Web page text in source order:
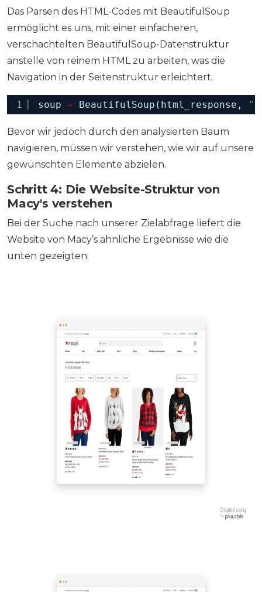
Das Parsen des HTML-Codes mit BeautifulSoup
ermöglicht es uns, mit einer einfacheren,
verschachtelten BeautifulSoup-Datenstruktur
anstelle von reinem HTML zu arbeiten, was die
Navigation in der Seitenstruktur erleichtert.
1 soup = BeautifulSoup(html_response,
Bevor wir jedoch durch den analysierten Baum
navigieren, müssen wir verstehen, wie wir auf unsere
gewünschten Elemente abzielen.
Schritt 4: Die Website-Struktur von
Macy's verstehen
Bei der Suche nach unserer Zielabfrage liefert die
Website von Macy’s ähnliche Ergebnisse wie die
unten gezeigten: